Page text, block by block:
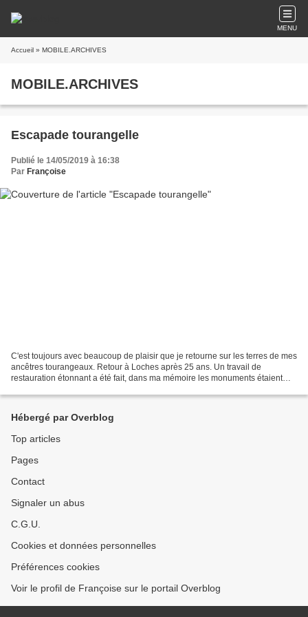
MENU
Accueil » MOBILE.ARCHIVES
MOBILE.ARCHIVES
Escapade tourangelle
Publié le 14/05/2019 à 16:38
Par Françoise
C'est toujours avec beaucoup de plaisir que je retourne sur les terres de mes
ancêtres tourangeaux. Retour à Loches après 25 ans. Un travail de
restauration étonnant a été fait, dans ma mémoire les monuments étaient
Hébergé par Overblog
Top articles
Pages
Contact
Signaler un abus
C.G.U.
Cookies et données personnelles
Préférences cookies
Voir le profil de Françoise sur le portail Overblog